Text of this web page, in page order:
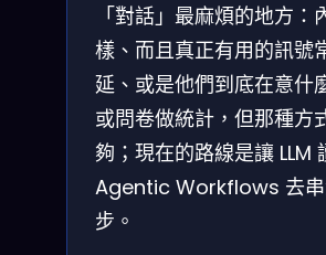
「對話」最麻煩的地方
樣、而且真正有用的訊號
延、或是他們到底在意什
或問卷做統計，但那種方
夠；現在的路線是讓 LLM
Agentic Workflows 去串
步。